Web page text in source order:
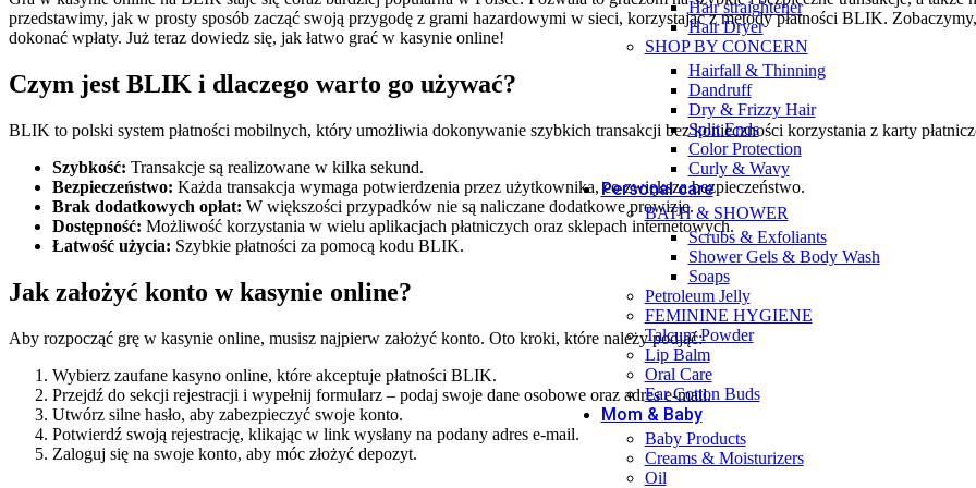
Hair straightener
Hair Dryer
SHOP BY CONCERN
Hairfall & Thinning
Dandruff
Dry & Frizzy Hair
Split Ends
Color Protection
Curly & Wavy
Personal care
BATH & SHOWER
Scrubs & Exfoliants
Shower Gels & Body Wash
Soaps
Petroleum Jelly
FEMININE HYGIENE
Talcum Powder
Lip Balm
Oral Care
Ear Cotton Buds
Mom & Baby
Baby Products
Creams & Moisturizers
Oil
przedstawimy, jak w prosty sposób zacząć swoją przygodę z grami hazardowymi w sieci, korzystając z metody płatności BLIK.
dokonać wpłaty. Już teraz dowiedz się, jak łatwo grać w kasynie online!
Czym jest BLIK i dlaczego warto go używać?
BLIK to polski system płatności mobilnych, który umożliwia dokonywanie szybkich transakcji bez konieczności korzystania z karty
Szybkość: Transakcje są realizowane w kilka sekund.
Bezpieczeństwo: Każda transakcja wymaga potwierdzenia przez użytkownika, co zwiększa bezpieczeństwo.
Brak dodatkowych opłat: W większości przypadków nie są naliczane dodatkowe prowizje.
Dostępność: Możliwość korzystania w wielu aplikacjach płatniczych oraz sklepach internetowych.
Łatwość użycia: Szybkie płatności za pomocą kodu BLIK.
Jak założyć konto w kasynie online?
Aby rozpocząć grę w kasynie online, musisz najpierw założyć konto. Oto kroki, które należy podjąć:
Wybierz zaufane kasyno online, które akceptuje płatności BLIK.
Przejdź do sekcji rejestracji i wypełnij formularz – podaj swoje dane osobowe oraz adres e-mail.
Utwórz silne hasło, aby zabezpieczyć swoje konto.
Potwierdź swoją rejestrację, klikając w link wysłany na podany adres e-mail.
Zaloguj się na swoje konto, aby móc złożyć depozyt.